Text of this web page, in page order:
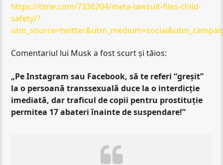
https://time.com/7336204/meta-lawsuit-files-child-
safety/?
Comentariul lui Musk a fost scurt și tăios:
„Pe Instagram sau Facebook, să te referi “greșit”
la o persoană transsexuală duce la o interdicție
imediată, dar traficul de copii pentru prostituție
permitea 17 abateri înainte de suspendare!”